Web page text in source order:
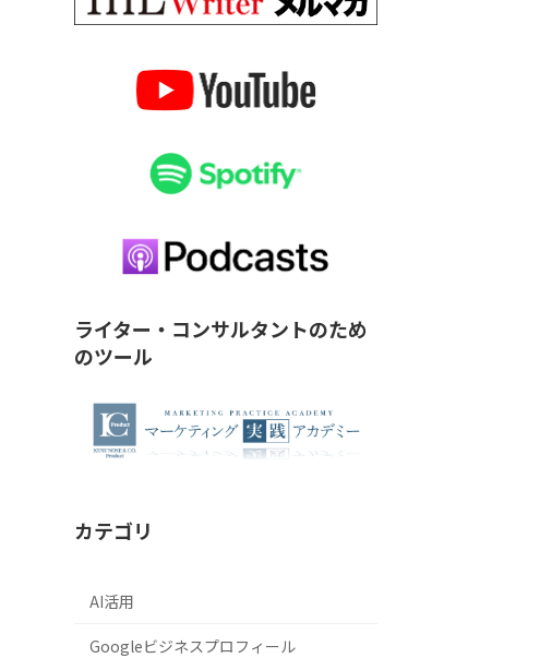
ライター・コンサルタントのため
のツール
カテゴリ
AI活用
Googleビジネスプロフィール